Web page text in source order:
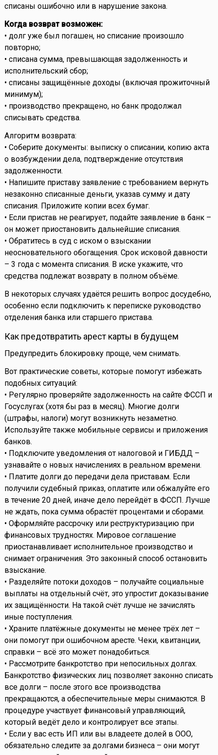
списаны ошибочно или в нарушение закона.
Когда возврат возможен:
• долг уже был погашен, но списание произошло
повторно;
• списана сумма, превышающая задолженность и
исполнительский сбор;
• списаны защищённые доходы (включая прожиточный
минимум);
• производство прекращено, но банк продолжал
списывать средства.
Алгоритм возврата:
• Соберите документы: выписку о списании, копию акта
о возбуждении дела, подтверждение отсутствия
задолженности.
• Напишите приставу заявление с требованием вернуть
незаконно списанные деньги, указав сумму и дату
списания. Приложите копии всех бумаг.
• Если пристав не реагирует, подайте заявление в банк –
он может приостановить дальнейшие списания.
• Обратитесь в суд с иском о взыскании
неосновательного обогащения. Срок исковой давности
– 3 года с момента списания. В иске укажите, что
средства подлежат возврату в полном объёме.
В некоторых случаях удаётся решить вопрос досудебно,
особенно если подключить к переписке руководство
отделения банка или старшего пристава.
Как предотвратить арест карты в будущем
Предупредить блокировку проще, чем снимать.
Вот практические советы, которые помогут избежать
подобных ситуаций:
• Регулярно проверяйте задолженность на сайте ФССП и
Госуслугах (хотя бы раз в месяц). Многие долги
(штрафы, налоги) могут возникнуть незаметно.
Используйте также мобильные сервисы и приложения
банков.
• Подключите уведомления от налоговой и ГИБДД –
узнавайте о новых начислениях в реальном времени.
• Платите долги до передачи дела приставам. Если
получили судебный приказ, оплатите или обжалуйте его
в течение 20 дней, иначе дело перейдёт в ФССП. Лучше
не ждать, пока сумма обрастёт процентами и сборами.
• Оформляйте рассрочку или реструктуризацию при
финансовых трудностях. Мировое соглашение
приостанавливает исполнительное производство и
снимает ограничения. Это законный способ остановить
взыскание.
• Разделяйте потоки доходов – получайте социальные
выплаты на отдельный счёт, это упростит доказывание
их защищённости. На такой счёт лучше не зачислять
иные поступления.
• Храните платёжные документы не менее трёх лет –
они помогут при ошибочном аресте. Чеки, квитанции,
справки – всё это может понадобиться.
• Рассмотрите банкротство при непосильных долгах.
Банкротство физических лиц позволяет законно списать
все долги – после этого все производства
прекращаются, а обеспечительные меры снимаются. В
процедуре участвует финансовый управляющий,
который ведёт дело и контролирует все этапы.
• Если у вас есть ИП или вы владеете долей в ООО,
обязательно следите за долгами бизнеса – они могут